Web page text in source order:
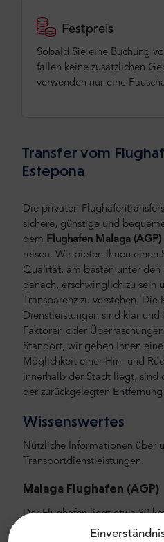
Festpreis
Sobald Sie eine Buchung
fallen keine zusätzlichen
verwenden nur eine
Transfer vom
Estepona
Die privaten
sichere, günstige und
dem Flughafen Malaga (AGP)
reisen. Wir bieten Ihnen einen
Qualität, am besten unter den
danach, erschwinglich zu sein
Transparenz zu verstehen. Die
Dienstleistungen sind klar und
Faktoren oder
Standort, wir geben Ihnen
Möglichkeit einer Hin- und
innerhalb der Stadt liegt, sind
der zurückgelegten Entfernung
Wissenswertes
Nützliche Informationen über
Transportdienstleistungen.
Malaga Flughafen (AGP)
Der Flughafen liegt etwa 80
entfernt. Die durchschnittliche